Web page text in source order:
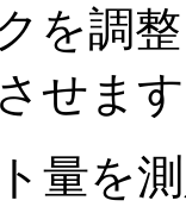
を調
せま
量を